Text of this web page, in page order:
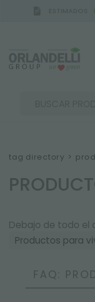
RESULTADOS DE LA
tag directory >
Debajo de todo el
Productos para
FAQ: